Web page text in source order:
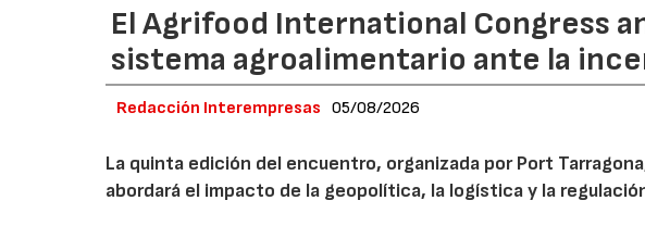
El Agrifood International Congress
sistema agroalimentario ante la
Redacción Interempresas 05/08/2026
La quinta edición del encuentro, organizada por Port
abordará el impacto de la geopolítica, la logística y la